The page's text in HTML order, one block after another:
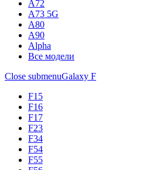
A72
A73 5G
A80
A90
Alpha
Все модели
Close submenuGalaxy F
F15
F16
F17
F23
F34
F54
F55